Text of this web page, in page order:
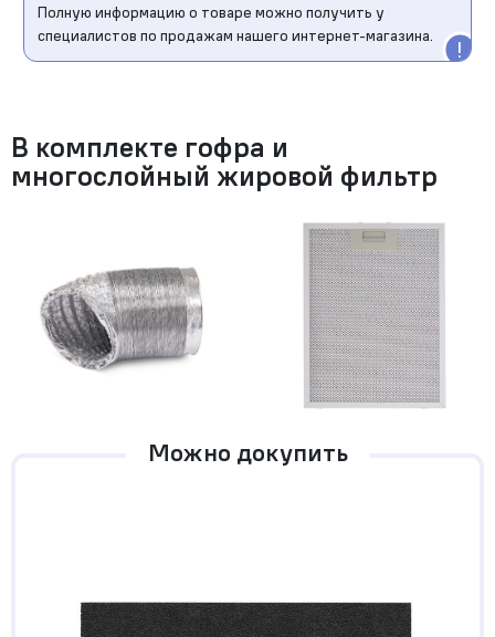
Полную информацию о товаре можно получить у
специалистов по продажам нашего интернет-магазина.
В комплекте гофра и
многослойный жировой фильтр
Можно докупить